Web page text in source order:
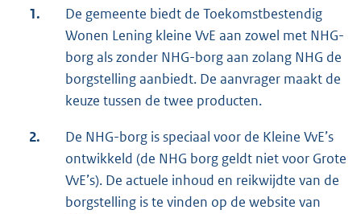
1.
De gemeente biedt de Toekomstbestendig
Wonen Lening kleine VvE aan zowel met NHG-
borg als zonder NHG-borg aan zolang NHG de
borgstelling aanbiedt. De aanvrager maakt de
keuze tussen de twee producten.
2.
De NHG-borg is speciaal voor de Kleine VvE’s
ontwikkeld (de NHG borg geldt niet voor Grote
VvE’s). De actuele inhoud en reikwijdte van de
borgstelling is te vinden op de website van